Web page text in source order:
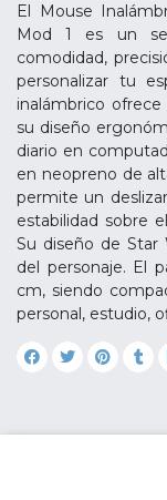
El Mouse
Mod 1 es un
comodidad,
personalizar tu
inalámbrico
su diseño
diario en
en neopreno de
permite un
estabilidad sobre
Su diseño de Star
del personaje. El
cm, siendo
personal, estudio,